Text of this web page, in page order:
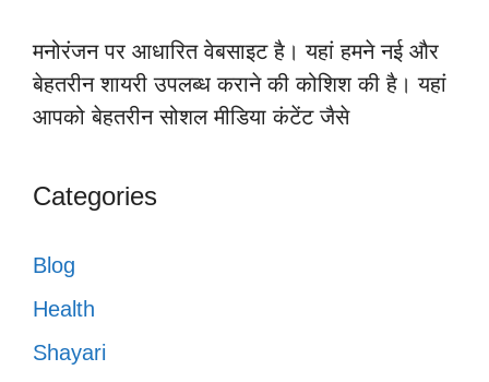
मनोरंजन पर आधारित वेबसाइट है। यहां हमने नई और
बेहतरीन शायरी उपलब्ध कराने की कोशिश की है। यहां
आपको बेहतरीन सोशल मीडिया कंटेंट जैसे
Categories
Blog
Health
Shayari